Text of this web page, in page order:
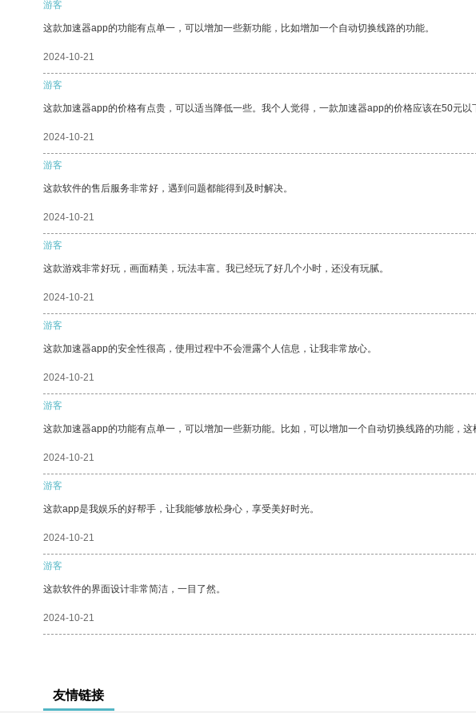
游客
这款加速器app的功能有点单一，可以增加一些新功能，比如增加一个自动切换线路的功能。
2024-10-21
游客
这款加速器app的价格有点贵，可以适当降低一些。我个人觉得，一款加速器app的价格应该在50元以
2024-10-21
游客
这款软件的售后服务非常好，遇到问题都能得到及时解决。
2024-10-21
游客
这款游戏非常好玩，画面精美，玩法丰富。我已经玩了好几个小时，还没有玩腻。
2024-10-21
游客
这款加速器app的安全性很高，使用过程中不会泄露个人信息，让我非常放心。
2024-10-21
游客
这款加速器app的功能有点单一，可以增加一些新功能。比如，可以增加一个自动切换线路的功能，
2024-10-21
游客
这款app是我娱乐的好帮手，让我能够放松身心，享受美好时光。
2024-10-21
游客
这款软件的界面设计非常简洁，一目了然。
2024-10-21
友情链接